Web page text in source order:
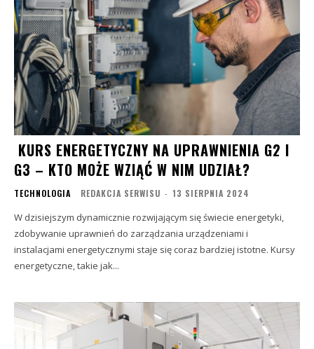
KURS ENERGETYCZNY NA UPRAWNIENIA G2 I
G3 – KTO MOŻE WZIĄĆ W NIM UDZIAŁ?
TECHNOLOGIA REDAKCJA SERWISU - 13 SIERPNIA 2024
W dzisiejszym dynamicznie rozwijającym się świecie energetyki,
zdobywanie uprawnień do zarządzania urządzeniami i
instalacjami energetycznymi staje się coraz bardziej istotne. Kursy
energetyczne, takie jak...